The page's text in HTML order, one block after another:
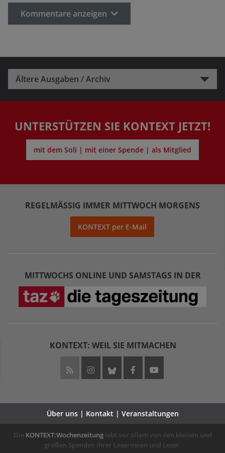
Kommentare anzeigen
Ältere Ausgaben / Archiv
UNTERSTÜTZEN SIE KONTEXT JETZT!
mit dem Soli | mit einer Spende | als Mitglied
REGELMÄSSIG IMMER MITTWOCH MORGENS
KONTEXT per E-Mail
MITTWOCHS ONLINE UND SAMSTAGS IN DER
KONTEXT: WEIL SIE MITMACHEN
Über uns | Kontakt | Veranstaltungen
Die KONTEXT:Wochenzeitunglebt vor allem von den kleinen und
großen Spenden ihrer Leserinnen und Leser.